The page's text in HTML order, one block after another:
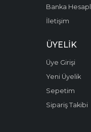
Banka
İletişim
ÜYELIK
Üye Girişi
Yeni Üyelik
Sepetim
Sipariş Takibi